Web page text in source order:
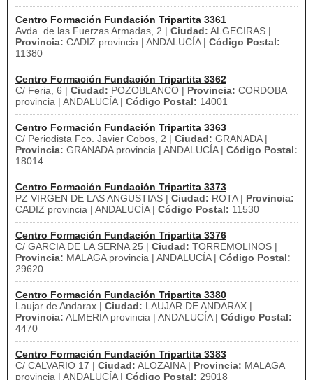
Centro Formación Fundación Tripartita 3361
Avda. de las Fuerzas Armadas, 2 | Ciudad: ALGECIRAS |
Provincia: CADIZ provincia | ANDALUCÍA | Código Postal:
11380
Centro Formación Fundación Tripartita 3362
C/ Feria, 6 | Ciudad: POZOBLANCO | Provincia: CORDOBA
provincia | ANDALUCÍA | Código Postal: 14001
Centro Formación Fundación Tripartita 3363
C/ Periodista Fco. Javier Cobos, 2 | Ciudad: GRANADA |
Provincia: GRANADA provincia | ANDALUCÍA | Código Postal:
18014
Centro Formación Fundación Tripartita 3373
PZ VIRGEN DE LAS ANGUSTIAS | Ciudad: ROTA | Provincia:
CADIZ provincia | ANDALUCÍA | Código Postal: 11530
Centro Formación Fundación Tripartita 3376
C/ GARCIA DE LA SERNA 25 | Ciudad: TORREMOLINOS |
Provincia: MALAGA provincia | ANDALUCÍA | Código Postal:
29620
Centro Formación Fundación Tripartita 3380
Laujar de Andarax | Ciudad: LAUJAR DE ANDARAX |
Provincia: ALMERIA provincia | ANDALUCÍA | Código Postal:
4470
Centro Formación Fundación Tripartita 3383
C/ CALVARIO 17 | Ciudad: ALOZAINA | Provincia: MALAGA
provincia | ANDALUCÍA | Código Postal: 29018